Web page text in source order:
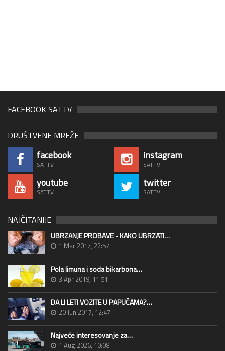
FACEBOOK SATTV
DRUŠTVENE MREŽE
facebook
SATTV
instagram
SATTV
youtube
SATTV
twitter
SATTV
NAJČITANIJE
UBRZANJE PROBAVE - KAKO UBRZATI…
1 Mar 2017, 22:57
Pola limuna i soda bikarbona…
3 Apr 2019, 11:51
DA LI LETI VOZITE U PAPUČAMA?…
20 Jun 2017, 12:47
Najveće interesovanje za…
1 Aug 2026, 10:08